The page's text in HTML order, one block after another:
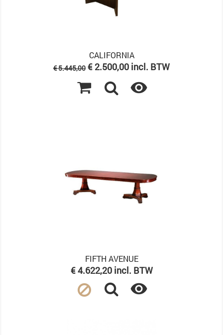
CALIFORNIA
Normale
€ 5.445,00 Prijs
€ 2.500,00 incl. BTW

FIFTH AVENUE
Prijs
€ 4.622,20 incl. BTW
